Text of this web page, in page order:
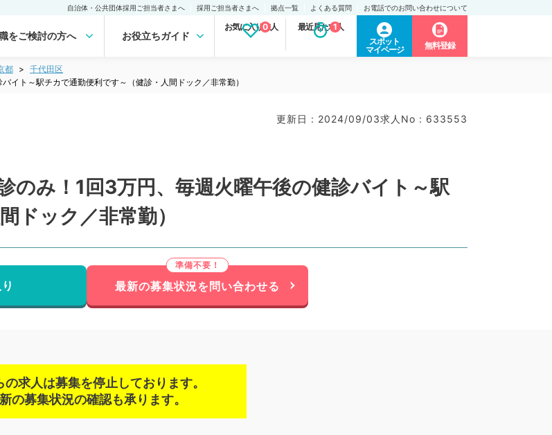
自治体・公共団体採用ご担当者さまへ 採用ご担当者さまへ 拠点一覧 よくある質問 お電話でのお問い合わせについて
をご検討の方へ お役立ちガイド
お気に入り求人
0 最近見た求人
1
スポット
マイページ
無料登録
都
千代田区
イト～駅チカで通勤便利です～（健診・人間ドック／非常勤）
更新日 : 2024/09/03求人No : 633553
のみ！1回3万円、毎週火曜午後の健診バイト～駅
ドック／非常勤）
最新の募集状況を問い合わせる
の求人は募集を停止しております。
の募集状況の確認も承ります。